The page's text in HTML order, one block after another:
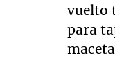
vuelto
para